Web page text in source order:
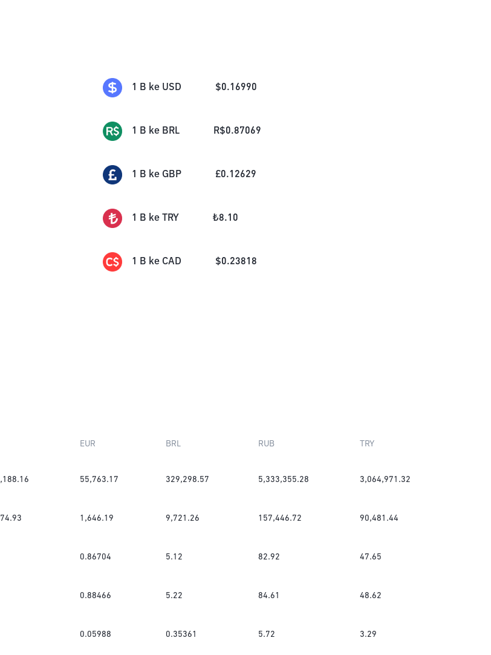
1 B ke USD $0.16990
1 B ke BRL R$0.87069
1 B ke GBP £0.12629
1 B ke TRY ₺8.10
1 B ke CAD $0.23818
EUR BRL RUB TRY
55,763.17 329,298.57 5,333,355.28 3,064,971.32
1,646.19 9,721.26 157,446.72 90,481.44
0.86704 5.12 82.92 47.65
0.88466 5.22 84.61 48.62
0.05988 0.35361 5.72 3.29